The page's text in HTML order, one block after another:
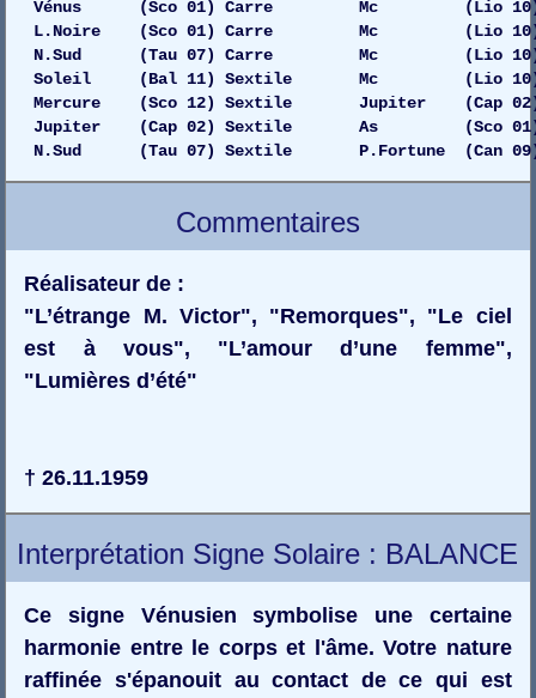
Vénus (Sco 01) Carre Mc (Lio 10)
L.Noire (Sco 01) Carre Mc (Lio 10)
N.Sud (Tau 07) Carre Mc (Lio 10)
Soleil (Bal 11) Sextile Mc (Lio 10)
Mercure (Sco 12) Sextile Jupiter (Cap 02)
Jupiter (Cap 02) Sextile As (Sco 01)
N.Sud (Tau 07) Sextile P.Fortune (Can 09)
Commentaires
Réalisateur de :
"L’étrange M. Victor", "Remorques", "Le ciel
est à vous", "L’amour d’une femme",
"Lumières d’été"
† 26.11.1959
Interprétation Signe Solaire : BALANCE
Ce signe Vénusien symbolise une certaine
harmonie entre le corps et l'âme. Votre nature
raffinée s'épanouit au contact de ce qui est